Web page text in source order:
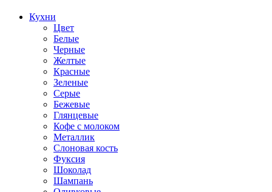
Кухни
Цвет
Белые
Черные
Желтые
Красные
Зеленые
Серые
Бежевые
Глянцевые
Кофе с молоком
Металлик
Слоновая кость
Фуксия
Шоколад
Шампань